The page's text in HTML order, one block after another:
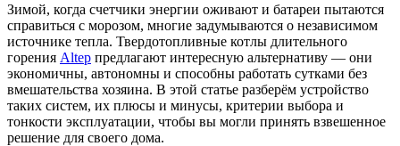
Зимой, когда счетчики энергии оживают и батареи пытаются
справиться с морозом, многие задумываются о независимом
источнике тепла. Твердотопливные котлы длительного
горения Altep предлагают интересную альтернативу — они
экономичны, автономны и способны работать сутками без
вмешательства хозяина. В этой статье разберём устройство
таких систем, их плюсы и минусы, критерии выбора и
тонкости эксплуатации, чтобы вы могли принять взвешенное
решение для своего дома.